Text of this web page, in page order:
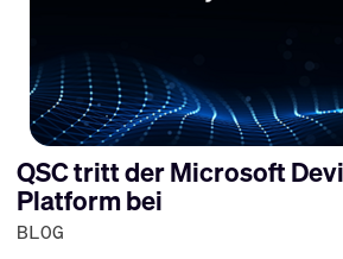
QSC tritt der Microsoft
Platform bei
BLOG